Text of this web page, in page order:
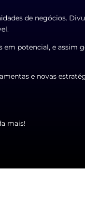
de negócios.
potencial, e assim
e novas
mais!